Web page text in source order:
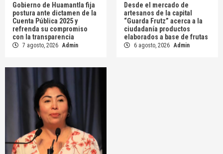
Gobierno de Huamantla fija
postura ante dictamen de la
Cuenta Pública 2025 y
refrenda su compromiso
con la transparencia
7 agosto, 2026 Admin
Desde el mercado de
artesanos de la capital
“Guarda Frutz” acerca a la
ciudadanía productos
elaborados a base de frutas
6 agosto, 2026 Admin